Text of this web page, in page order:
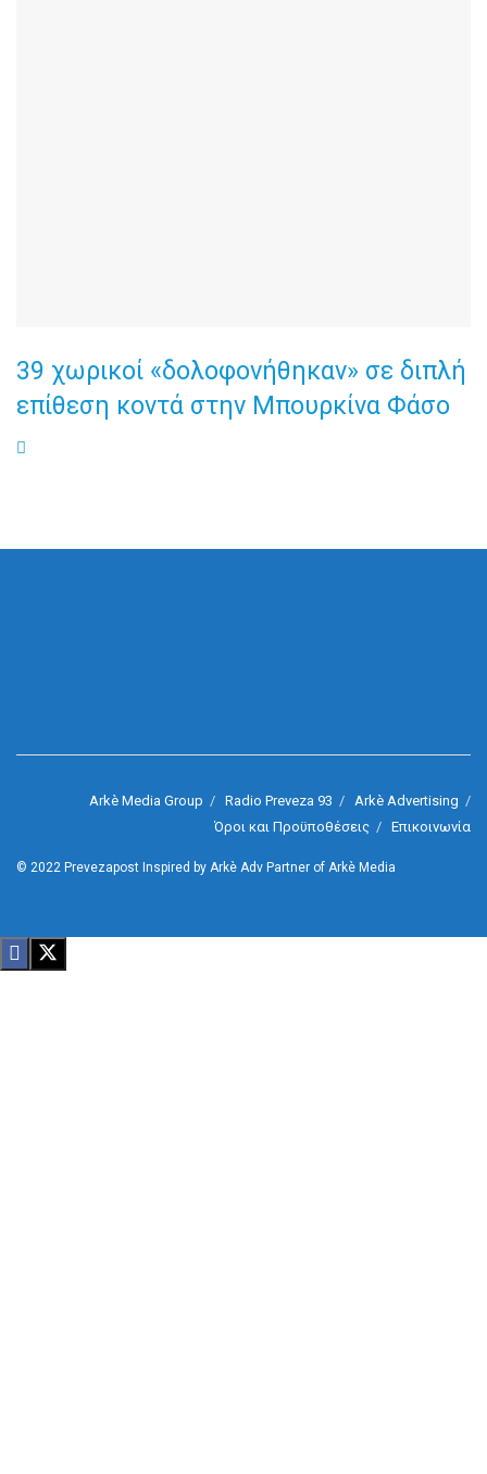
39 χωρικοί «δολοφονήθηκαν» σε διπλή
επίθεση κοντά στην Μπουρκίνα Φάσο
Arkè Media Group Radio Preveza 93
Arkè Advertising
Όροι και Προϋποθέσεις
Επικοινωνία
© 2022 Prevezapost Inspired by Arkè Adv Partner of Arkè Media